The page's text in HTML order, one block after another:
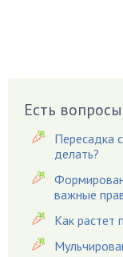
Вишня
Вредители
Гардения
Гацания
Гвоздики
Георгины
Герань
Есть
Пересадка
делать?
важные
Как растет